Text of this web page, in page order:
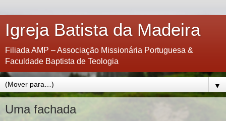
Igreja Batista da Madeira
Filiada AMP – Associação Missionária Portuguesa &
Faculdade Baptista de Teologia
▼
Uma fachada